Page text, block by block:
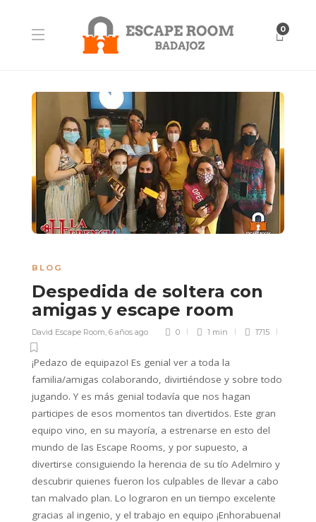
0
BLOG
Despedida de soltera con
amigas y escape room
David Escape Room, 6 años ago 0 1 min 1715
¡Pedazo de equipazo! Es genial ver a toda la
familia/amigas colaborando, divirtiéndose y sobre todo
jugando. Y es más genial todavía que nos hagan
participes de esos momentos tan divertidos. Este gran
equipo vino, en su mayoría, a estrenarse en esto del
mundo de las Escape Rooms, y por supuesto, a
divertirse consiguiendo la herencia de su tío Adelmiro y
descubrir quienes fueron los culpables de llevar a cabo
tan malvado plan. Lo lograron en un tiempo excelente
gracias al ingenio, y el trabajo en equipo ¡Enhorabuena!